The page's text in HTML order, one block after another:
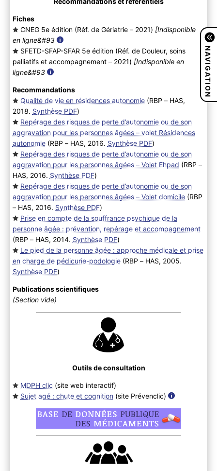
Fiches
CNEG 5e édition (Réf. de Gériatrie – 2021) [Indisponible
en ligne&#93
SFETD-SFAP-SFAR 5e édition (Réf. de Douleur, soins
palliatifs et accompagnement – 2021) [Indisponible en
ligne&#93
Recommandations
Qualité de vie en résidences autonomie(RBP – HAS,
2018. Synthèse PDF)
Repérage des risques de perte d’autonomie ou de son
aggravation pour les personnes âgées – volet Résidences
autonomie(RBP – HAS, 2016. Synthèse PDF)
Repérage des risques de perte d’autonomie ou de son
aggravation pour les personnes âgées – Volet Ehpad (RBP –
HAS, 2016. Synthèse PDF)
Repérage des risques de perte d’autonomie ou de son
aggravation pour les personnes âgées – Volet domicile(RBP
– HAS, 2016. Synthèse PDF)
Prise en compte de la souffrance psychique de la
personne âgée : prévention, repérage et accompagnement
(RBP – HAS, 2014. Synthèse PDF)
Le pied de la personne âgée : approche médicale et prise
en charge de pédicurie-podologie(RBP – HAS, 2005.
Synthèse PDF)
Publications scientifiques
(Section vide)
Outils de consultation
MDPH clic (site web interactif)
Sujet agé : chute et cognition (site Prévenclic)
NAVIGATION